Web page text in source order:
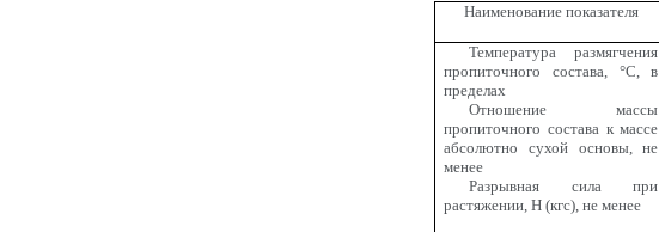
Наименование показателя
Температура размягчения
пропиточного состава, °С, в
пределах
Отношение массы
пропиточного состава к массе
абсолютно сухой основы, не
менее
Разрывная сила при
растяжении, Н (кгс), не менее